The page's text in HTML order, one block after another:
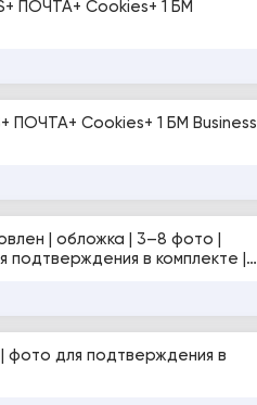
ПОЧТА+ Cookies+ 1 БМ
ПОЧТА+ Cookies+ 1 БМ Business
| обложка | 3–8 фото |
подтверждения в комплекте |
фото для подтверждения в